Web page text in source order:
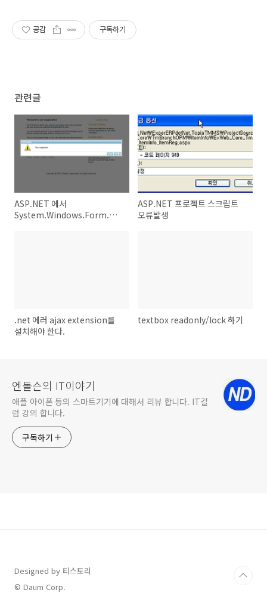
공감 구독하기
관련글
ASP.NET 에서
System.Windows.Form.MessageBox.Show
ASP.NET 프로젝트 스크립트
오류발생
.net 에러 ajax extension를
설치해야 한다.
textbox readonly/lock 하기
엔돌슨의 IT이야기
애플 아이폰 등의 스마트기기에 대해서 리뷰 합니다. IT컬
럼 강의 합니다.
구독하기
Designed by 티스토리
© Daum Corp.